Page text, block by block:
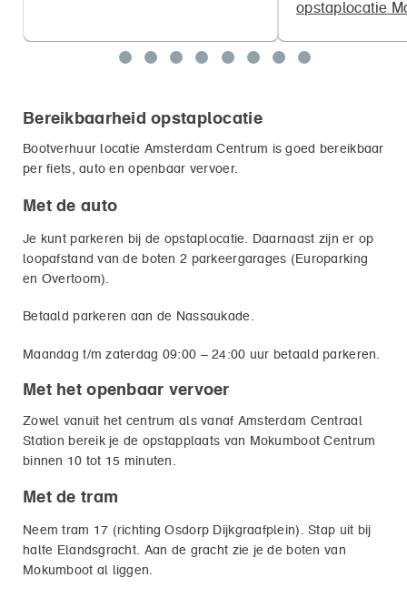
opstaplocatie
Bereikbaarheid opstaplocatie
Bootverhuur locatie Amsterdam Centrum is goed bereikbaar
per fiets, auto en openbaar vervoer.
Met de auto
Je kunt parkeren bij de opstaplocatie. Daarnaast zijn er op
loopafstand van de boten 2 parkeergarages (Europarking
en Overtoom).
Betaald parkeren aan de Nassaukade.
Maandag t/m zaterdag 09:00 – 24:00 uur betaald parkeren.
Met het openbaar vervoer
Zowel vanuit het centrum als vanaf Amsterdam Centraal
Station bereik je de opstapplaats van Mokumboot Centrum
binnen 10 tot 15 minuten.
Met de tram
Neem tram 17 (richting Osdorp Dijkgraafplein). Stap uit bij
halte Elandsgracht. Aan de gracht zie je de boten van
Mokumboot al liggen.